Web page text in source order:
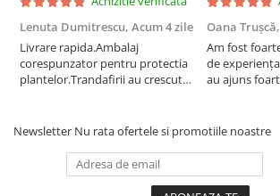
Lenuta Dumitrescu, Acum 4 zile
Livrare rapida.Ambalaj
corespunzator pentru protectia
plantelor.Trandafirii au crescut
Oana Trușcă,
Am fost
de
au ajuns
transportului.
Newsletter Nu rata ofertele si promotiile noastre